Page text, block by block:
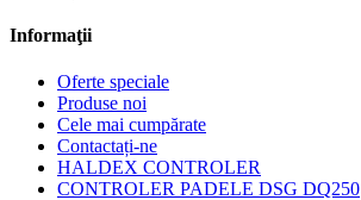
Informaţii
Oferte speciale
Produse noi
Cele mai cumpărate
Contactați-ne
HALDEX CONTROLER
CONTROLER PADELE DSG DQ250